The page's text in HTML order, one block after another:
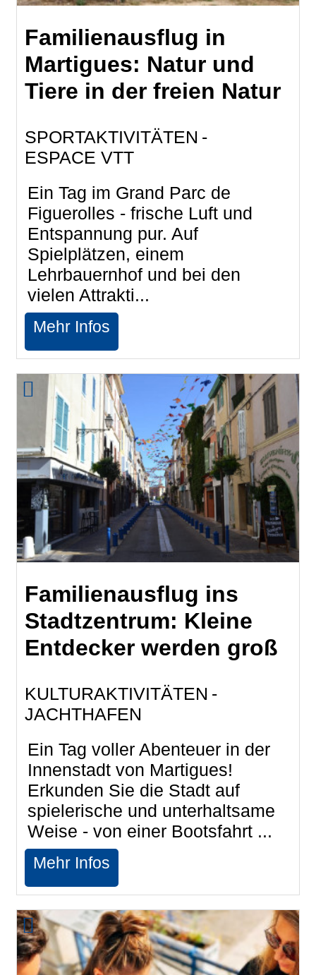
Familienausflug in
Martigues: Natur und
Tiere in der freien Natur
SPORTAKTIVITÄTEN
ESPACE VTT
Ein Tag im Grand Parc de
Figuerolles - frische Luft und
Entspannung pur. Auf
Spielplätzen, einem
Lehrbauernhof und bei den
vielen Attrakti...
Mehr Infos
Familienausflug ins
Stadtzentrum: Kleine
Entdecker werden groß
KULTURAKTIVITÄTEN
JACHTHAFEN
Ein Tag voller Abenteuer in der
Innenstadt von Martigues!
Erkunden Sie die Stadt auf
spielerische und unterhaltsame
Weise - von einer Bootsfahrt ...
Mehr Infos